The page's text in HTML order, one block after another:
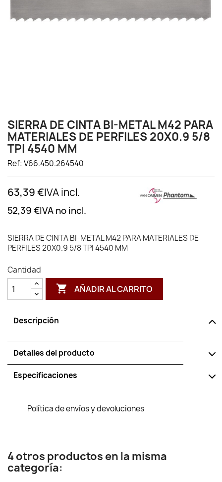
SIERRA DE CINTA BI-METAL M42 PARA
MATERIALES DE PERFILES 20X0.9 5/8
TPI 4540 MM
Ref: V66.450.264540
63,39 €IVA incl.
52,39 €IVA no incl.
SIERRA DE CINTA BI-METAL M42 PARA MATERIALES DE
PERFILES 20X0.9 5/8 TPI 4540 MM
Cantidad
 AÑADIR AL CARRITO
Descripción
Detalles del producto
Especificaciones
Política de envíos y devoluciones
4 otros productos en la misma
categoría: